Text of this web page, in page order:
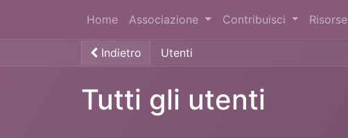
Home Associazione Contribuisci Risorse
Indietro Utenti
Tutti gli utenti